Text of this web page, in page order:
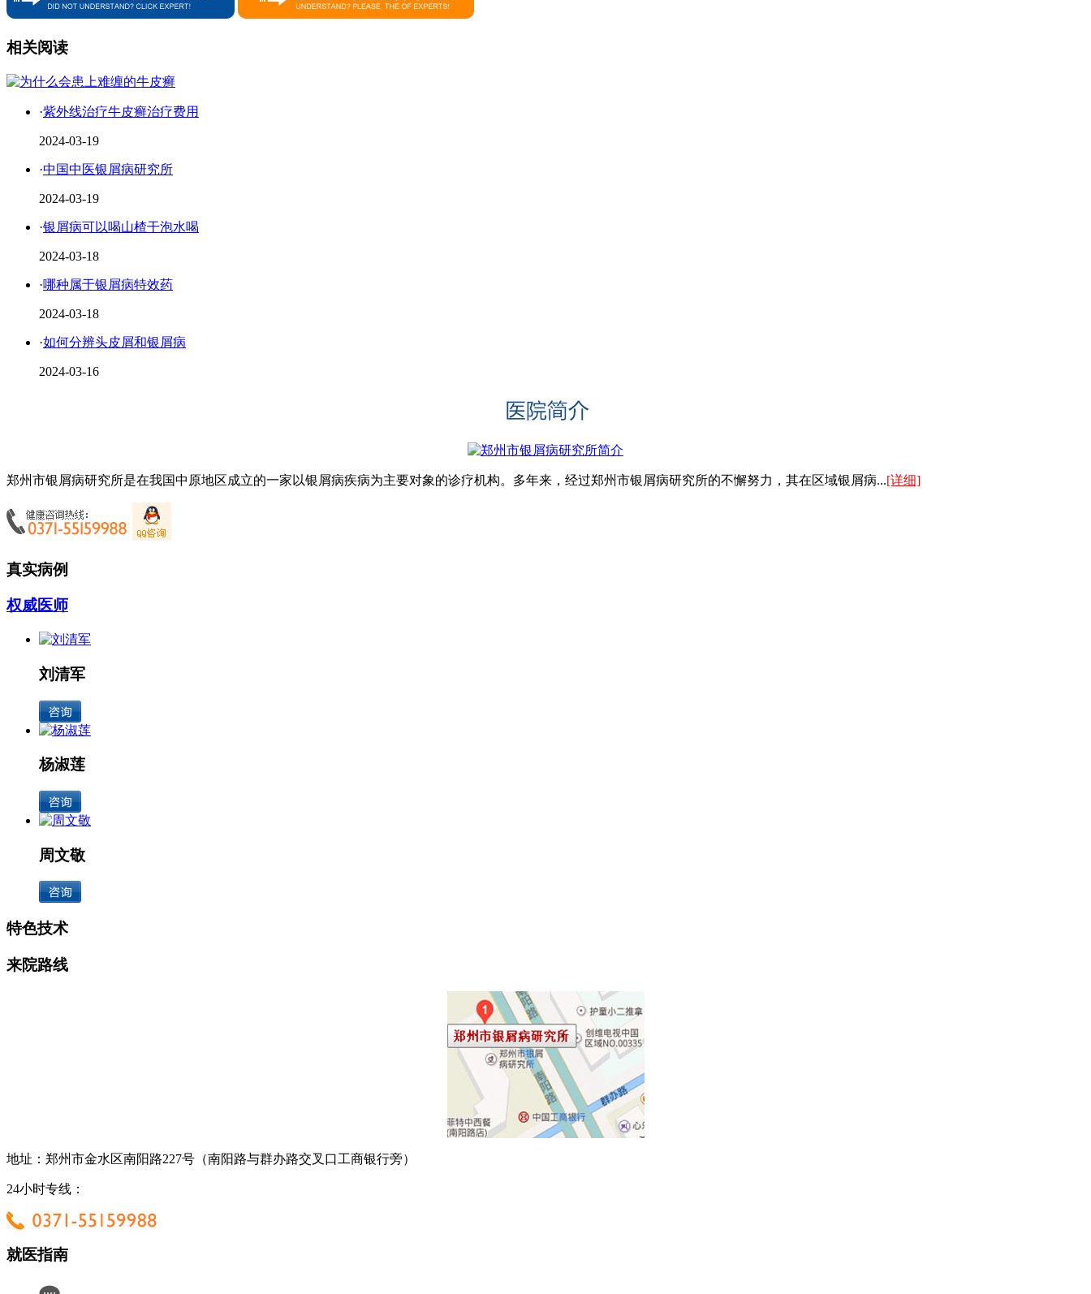
相关阅读
·紫外线治疗牛皮癣治疗费用
2024-03-19
·中国中医银屑病研究所
2024-03-19
·银屑病可以喝山楂干泡水喝
2024-03-18
·哪种属于银屑病特效药
2024-03-18
·如何分辨头皮屑和银屑病
2024-03-16
郑州市银屑病研究所是在我国中原地区成立的一家以银屑病疾病为主要对象的诊疗机构。多年来，经过郑州市银屑病研究所的不懈努力，其在区域银屑病...[详细]
真实病例
权威医师
刘清军
杨淑莲
周文敬
特色技术
来院路线
地址：郑州市金水区南阳路227号（南阳路与群办路交叉口工商银行旁）
24小时专线：
就医指南